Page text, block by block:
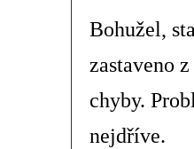
Bohužel,
zastaveno
chyby.
nejdříve.